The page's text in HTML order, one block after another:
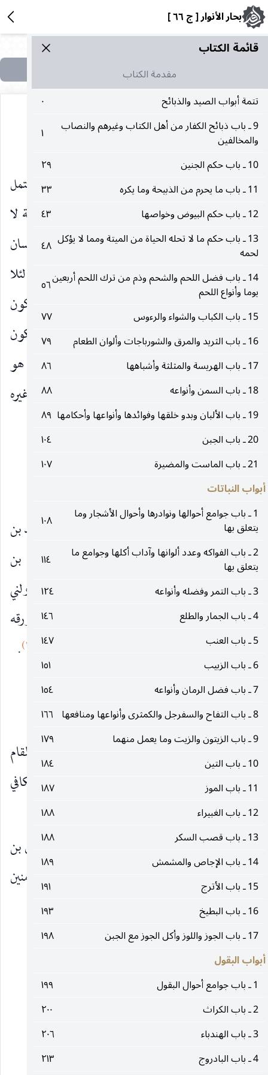
بحار الأنوار [ ج ٦٦ ]
قائمة الکتاب
مقدمة الكتاب
تتمة أبواب الصيد والذبائح
٠
9 ـ باب ذبائح الكفار من أهل الكتاب وغيرهم والنصاب
والمخالفين
١
10 ـ باب حكم الجنين
٢٩
11 ـ باب ما يحرم من الذبيحة وما يكره
٣٣
12 ـ باب حكم البيوض وخواصها
٤٣
13 ـ باب حكم ما لا تحله الحياة من الميتة ومما لا يؤكل
لحمه
٤٨
14 ـ باب فضل اللحم والشحم وذم من ترك اللحم أربعين
يوما وأنواع اللحم
٥٦
15 ـ باب الكباب والشواء والرءوس
٧٧
16 ـ باب الثريد والمرق والشورباجات وألوان الطعام
٧٩
17 ـ باب الهريسة والمثلثة وأشباهها
٨٦
18 ـ باب السمن وأنواعه
٨٨
19 ـ باب الألبان وبدو خلقها وفوائدها وأنواعها وأحكامها
٨٩
20 ـ باب الجبن
١٠٤
21 ـ باب الماست والمضيرة
١٠٧
أبواب النباتات
1 ـ باب جوامع أحوالها ونوادرها وأحوال الأشجار وما
يتعلق بها
١٠٨
2 ـ باب الفواكه وعدد ألوانها وآداب أكلها وجوامع ما
يتعلق بها
١١٤
3 ـ باب التمر وفضله وأنواعه
١٢٤
4 ـ باب الجمار والطلع
١٤٦
5 ـ باب العنب
١٤٧
6 ـ باب الزبيب
١٥١
7 ـ باب فضل الرمان وأنواعه
١٥٤
8 ـ باب التفاح والسفرجل والكمثرى وأنواعها ومنافعها
١٦٦
9 ـ باب الزيتون والزيت وما يعمل منهما
١٧٩
10 ـ باب التين
١٨٤
11 ـ باب الموز
١٨٧
12 ـ باب الغبيراء
١٨٨
13 ـ باب قصب السكر
١٨٨
14 ـ باب الإجاص والمشمش
١٨٩
15 ـ باب الأترج
١٩١
16 ـ باب البطيخ
١٩٣
17 ـ باب الجوز واللوز وأكل الجوز مع الجبن
١٩٨
أبواب البقول
1 ـ باب جوامع أحوال البقول
١٩٩
2 ـ باب الكراث
٢٠٠
3 ـ باب الهندباء
٢٠٦
4 ـ باب البادروج
٢١٣
إذا لم يكرهه صاحب الطعام.
وأما قوله يتتبع الدباء من حوالي الصحفة فيحتمل
وجهين أحدهما من حوالي جانبه وناحيته من الصحفة لا
من حوالي جميع جوانبها فقد أمر بالأكل مما يلي الإنسان
والثاني أن يكون من جميع جوانبها وإنما نهي ذلك لئلا
يتقذره جليسه ورسول الله
لا يتقذره أحد بل يتبركون
بآثاره صلى‌الله‌عليه‌وآله فقد كانوا يتبركون ببصاقه ونخامته ويدلكون
بذلك وجوههم وشرب بعضهم بوله وبعضهم دمه مما هو
معروف من عظيم اعتنائهم بآثاره التي يخالف فيها غيره
والدباء هو اليقطين وهو بالمد.
١ ـ الخصال ، عن أبيه عن سعد بن عبد الله عن أحمد بن
أبي عبد الله البرقي عن عدة من أصحابنا عن حنان بن
سدير قال : كنت مع أبي عبد الله
على المائدة فناولني
فجلة فقال يا حنان كل الفجل فإن فيه ثلاث خصال ورقه
يطرد الرياح ولبه يسربل البول وأصوله تقطع البلغم
.
المحاسن ، عن عدة من أصحابه عن حنان مثله(٢)
المكارم ، عن الروضة عن حنان مثله(٣) .
بيانيقال سربله أي ألبسه السربال ولا يناسب المقام
إلا بتجوز وتكلف بعيد وفي المكارم وبعض نسخ الكافي
يسهل وفي بعضها يسيل وهما أصوب.
٢ ـ مجالس الشيخ ، عن هلال بن محمد عن إسماعيل بن
علي الدعبلي عن أبيه عن الرضا عن آبائه عن أمير المؤمنين
عليه‌السلامقال : الفجل أصله يقطع البلغم
__________________
(١) الخصال ١٤٤.
(٢) المحاسن : ٥٢٤.
(٣) مكارم الأخلاق : ٢٠٨.